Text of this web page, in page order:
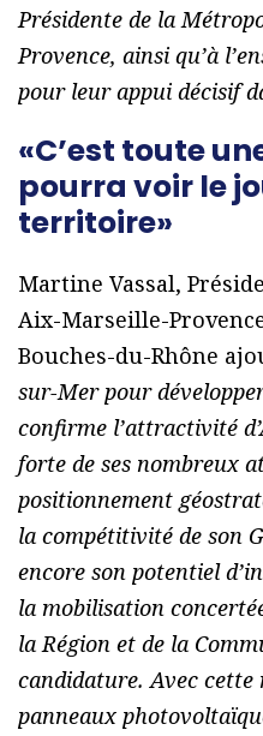
Présidente de la
Provence, ainsi qu’à
pour leur appui décisif
«C’est toute
pourra voir le
territoire»
Martine Vassal,
Aix-Marseille-
Bouches-du-Rhône
sur-Mer pour
confirme l’attractivité
forte de ses nombreux
positionnement
la compétitivité de son
encore son potentiel
la mobilisation
la Région et de la
candidature. Avec cette
panneaux